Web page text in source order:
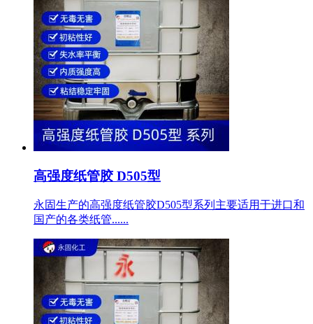
高强度纸管胶 D505型
永固生产的高强度纸管胶D505型系列主要适用于进口和
国产的各类纸管......